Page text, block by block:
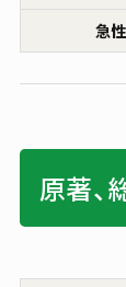
急
原著、